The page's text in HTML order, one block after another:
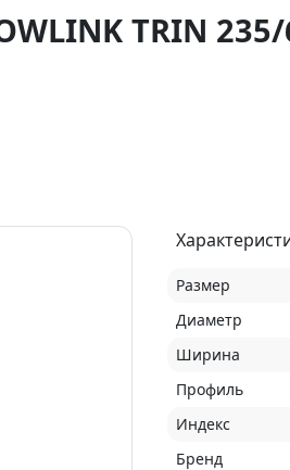
TRIN
Размер
Диаметр
Ширина
Профиль
Индекс
Бренд